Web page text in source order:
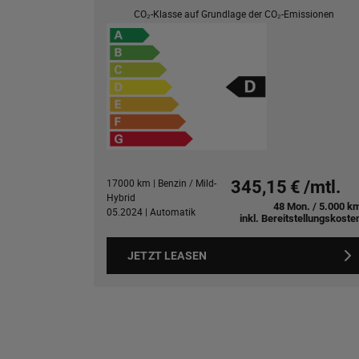
CO₂-Klasse auf Grundlage der CO₂-Emissionen
17000 km | Benzin / Mild-
Hybrid
05.2024 | Automatik
345,15 € /mtl.
48 Mon. / 5.000
inkl.
JETZT LEASEN